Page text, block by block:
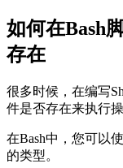
如何在Bash
存在
很多时候，在编写
件是否存在来执行操
在Bash中，您可以
的类型。